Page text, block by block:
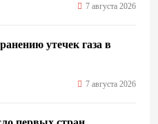
7 августа 2026
утечек газа в
7 августа 2026